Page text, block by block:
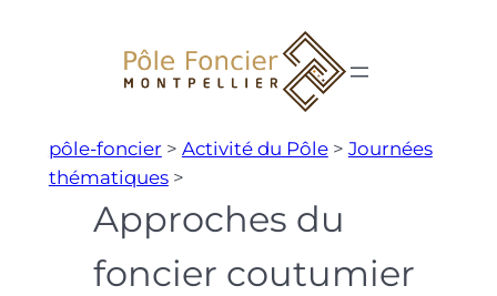
pôle-foncier > Activité du Pôle> Journées
thématiques>
Approches du
foncier coutumier